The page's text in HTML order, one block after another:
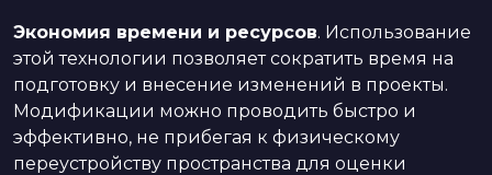
Экономия времени и ресурсов. Использование
этой технологии позволяет сократить время на
подготовку и внесение изменений в проекты.
Модификации можно проводить быстро и
эффективно, не прибегая к физическому
переустройству пространства для оценки